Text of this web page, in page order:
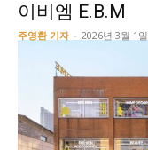
이비엠 E.B.M
주영환 기자 - 2026년 3월 1일